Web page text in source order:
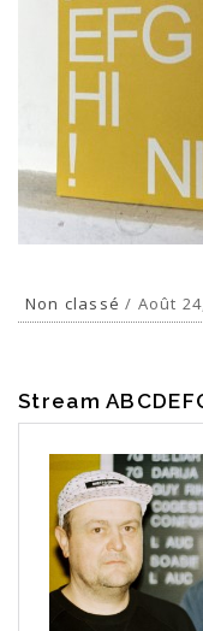
Non classé / Août
Stream